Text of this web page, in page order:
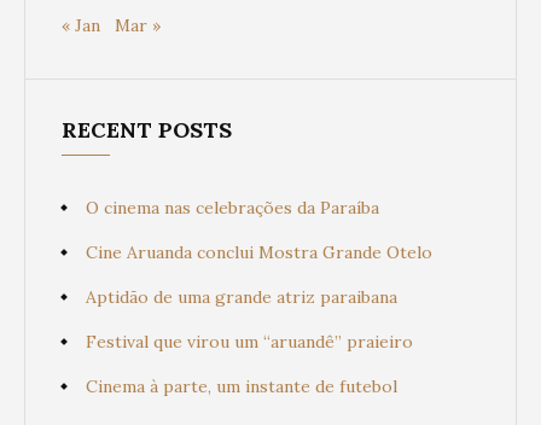
« Jan Mar »
RECENT POSTS
O cinema nas celebrações da Paraíba
Cine Aruanda conclui Mostra Grande Otelo
Aptidão de uma grande atriz paraibana
Festival que virou um “aruandê” praieiro
Cinema à parte, um instante de futebol